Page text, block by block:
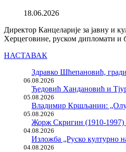
18.06.2026
Директор Канцеларије за јавну и
Херцеговине, руском дипломати и
НАСТАВАК
Здравко Шћепановић,
06.08.2026
Ђедовић Хандановић и
05.08.2026
Владимир Кршљанин:
05.08.2026
Жорж Скригин (1910-
04.08.2026
Изложба „Руско културно
04.08.2026